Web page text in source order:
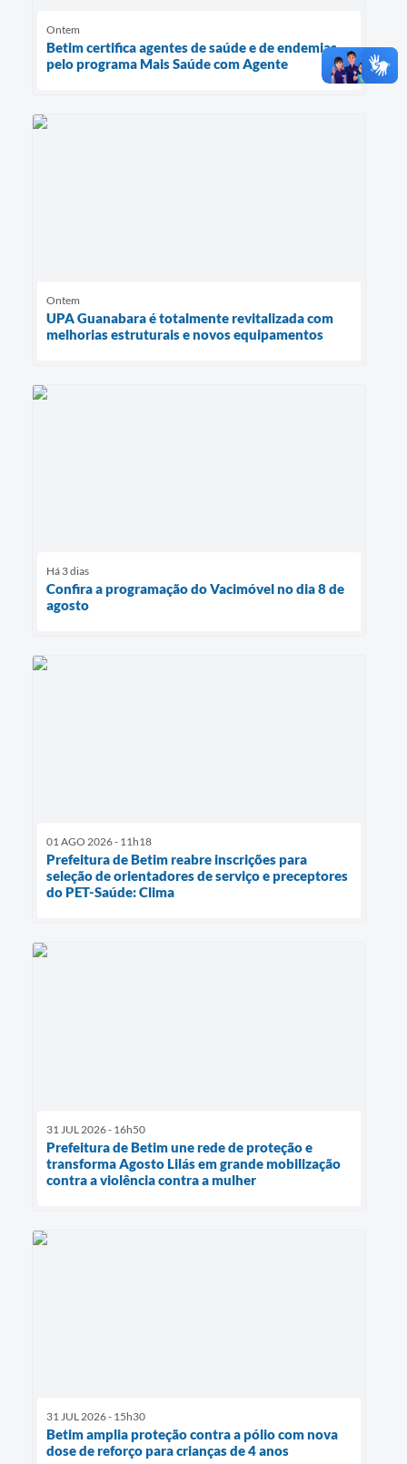
Ontem
Betim certifica agentes de saúde e de endemias
pelo programa Mais Saúde com Agente
Ontem
UPA Guanabara é totalmente revitalizada com
melhorias estruturais e novos equipamentos
Há 3 dias
Confira a programação do Vacimóvel no dia 8 de
agosto
01 AGO 2026 - 11h18
Prefeitura de Betim reabre inscrições para
seleção de orientadores de serviço e preceptores
do PET-Saúde: Clima
31 JUL 2026 - 16h50
Prefeitura de Betim une rede de proteção e
transforma Agosto Lilás em grande mobilização
contra a violência contra a mulher
31 JUL 2026 - 15h30
Betim amplia proteção contra a pólio com nova
dose de reforço para crianças de 4 anos